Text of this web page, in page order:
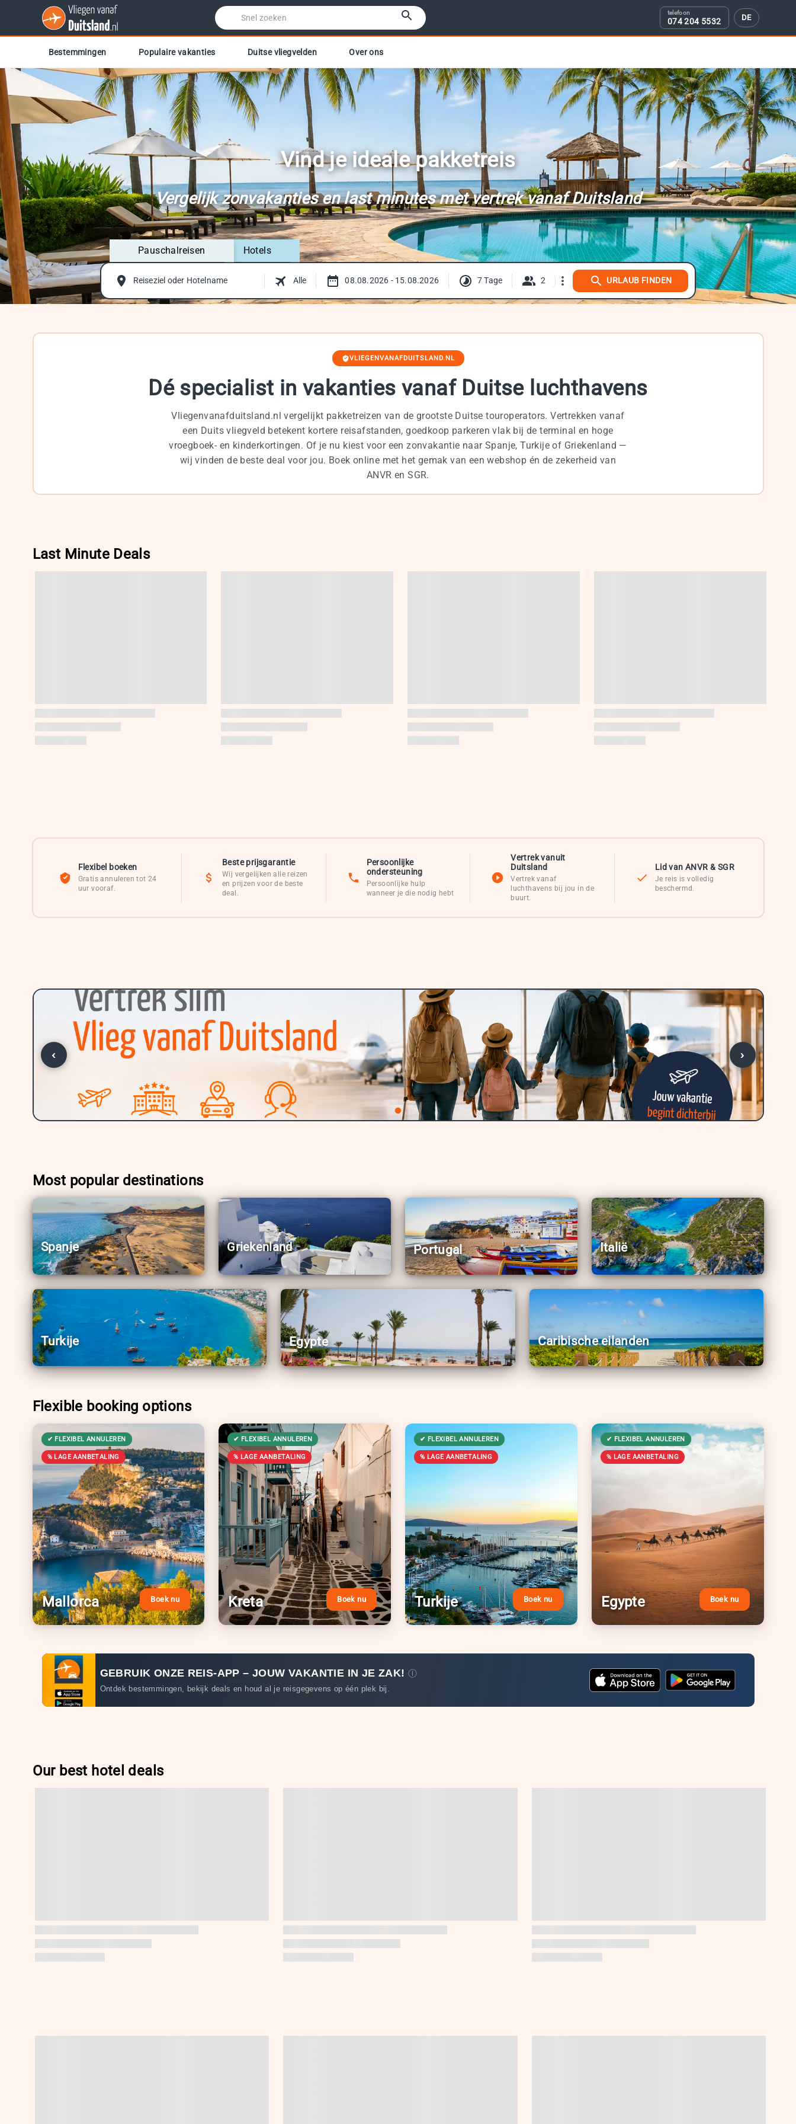
074 204 5532 DE
Bestemmingen Populaire vakanties Duitse vliegvelden Over ons
Vind je ideale pakketreis
Vergelijk zonvakanties en last minutes met vertrek vanaf Duitsland
Pauschalreisen Hotels
Reiseziel oder Hotelname Alle 08.08.2026 - 15.08.2026 7 Tage 2 URLAUB FINDEN
VLIEGENVANAFDUITSLAND.NL
Dé specialist in vakanties vanaf Duitse luchthavens
Vliegenvanafduitsland.nl vergelijkt pakketreizen van de grootste Duitse touroperators. Vertrekken vanaf
een Duits vliegveld betekent kortere reisafstanden, goedkoop parkeren vlak bij de terminal en hoge
vroegboek- en kinderkortingen. Of je nu kiest voor een zonvakantie naar Spanje, Turkije of Griekenland —
wij vinden de beste deal voor jou. Boek online met het gemak van een webshop én de zekerheid van
ANVR en SGR.
Last Minute Deals
Flexibel boeken
Gratis annuleren tot 24
uur vooraf.
Beste prijsgarantie
Wij vergelijken alle reizen
en prijzen voor de beste
deal.
Persoonlijke
ondersteuning
Persoonlijke hulp
wanneer je die nodig hebt
Vertrek vanuit
Duitsland
Vertrek vanaf
luchthavens bij jou in de
buurt.
Lid van ANVR & SGR
Je reis is volledig
beschermd.
‹ ›
Most popular destinations
Spanje Griekenland Portugal Italië
Turkije Egypte Caribische eilanden
Flexible booking options
Mallorca Boek nu Kreta Boek nu Turkije Boek nu Egypte Boek nu
GEBRUIK ONZE REIS-APP – JOUW VAKANTIE IN JE ZAK!Ⓘ
Ontdek bestemmingen, bekijk deals en houd al je reisgegevens op één plek bij.
Our best hotel deals